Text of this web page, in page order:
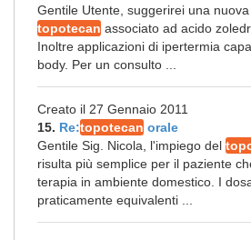
Gentile Utente, suggerirei una
topotecan associato ad acido
Inoltre applicazioni di ipertermia
body. Per un consulto ...
Creato il 27 Gennaio 2011
15. Re:topotecan orale
Gentile Sig. Nicola, l'impiego del
risulta più semplice per il paziente
terapia in ambiente domestico. I
praticamente equivalenti ...